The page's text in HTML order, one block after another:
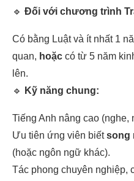
🔹 Đối với chương trình
Có bằng Luật và ít nhất 1
quan, hoặc có từ 5 năm
lên.
🔹
Kỹ năng chung:
Tiếng Anh nâng cao (nghe,
Ưu tiên ứng viên biếtsong
(hoặc ngôn ngữ khác).
Tác phong chuyên nghiệp,